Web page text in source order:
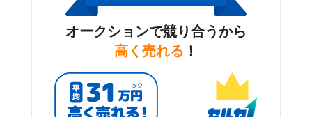
オークションで競り合うから
高く売れる ！